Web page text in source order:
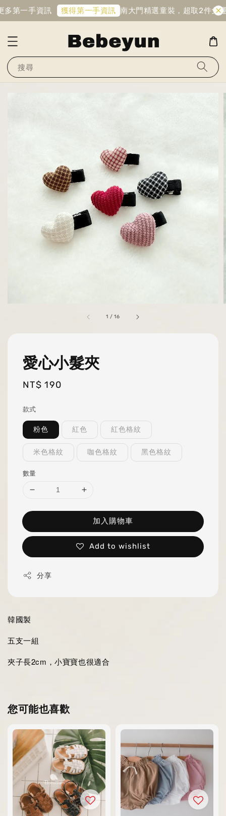
第一手資訊 獲得第一手資訊 南大門精選童裝，超取2件免運
搜尋
1 /16
愛心小髮夾
Regular
NT$ 190
款式
粉色 紅色 紅色格紋
米色格紋 咖色格紋 黑色格紋
數量
加入購物車
Add to wishlist
分享
韓國製
五支一組
夾子長2cm，小寶寶也很適合
您可能也喜歡